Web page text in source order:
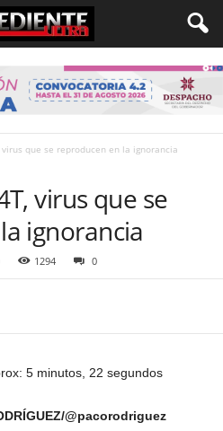
que se reproducen en la ignorancia
virus que se
ignorancia
1294 0
5 minutos, 22 segundos
@pacorodriguez